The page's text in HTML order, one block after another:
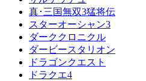
真･三国無双3猛将伝
スターオーシャン3
ダーククロニクル
ダービースタリオン
ドラゴンクエスト
ドラクエ4